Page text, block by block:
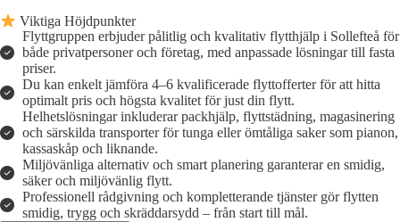
Viktiga Höjdpunkter
Flyttgruppen erbjuder pålitlig och kvalitativ flytthjälp i Sollefteå för
både privatpersoner och företag, med anpassade lösningar till fasta
priser.
Du kan enkelt jämföra 4–6 kvalificerade flyttofferter för att hitta
optimalt pris och högsta kvalitet för just din flytt.
Helhetslösningar inkluderar packhjälp, flyttstädning, magasinering
och särskilda transporter för tunga eller ömtåliga saker som pianon,
kassaskåp och liknande.
Miljövänliga alternativ och smart planering garanterar en smidig,
säker och miljövänlig flytt.
Professionell rådgivning och kompletterande tjänster gör flytten
smidig, trygg och skräddarsydd – från start till mål.